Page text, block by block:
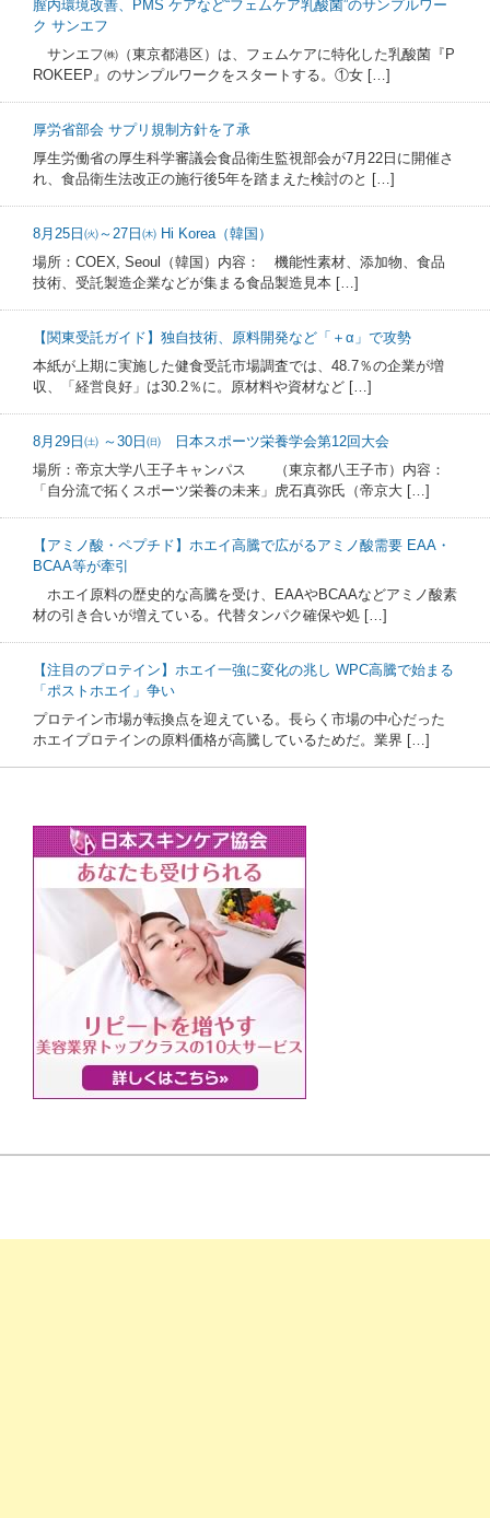
膣内環境改善、PMS ケアなど“フェムケア乳酸菌”のサンプルワー
ク サンエフ
サンエフ㈱（東京都港区）は、フェムケアに特化した乳酸菌『P
ROKEEP』のサンプルワークをスタートする。①女 […]
厚労省部会 サプリ規制方針を了承
厚生労働省の厚生科学審議会食品衛生監視部会が7月22日に開催さ
れ、食品衛生法改正の施行後5年を踏まえた検討のと […]
8月25日㈫～27日㈭ Hi Korea（韓国）
場所：COEX, Seoul（韓国）内容： 機能性素材、添加物、食品
技術、受託製造企業などが集まる食品製造見本 […]
【関東受託ガイド】独自技術、原料開発など「＋α」で攻勢
本紙が上期に実施した健食受託市場調査では、48.7％の企業が増
収、「経営良好」は30.2％に。原材料や資材など […]
8月29日㈯ ～30日㈰ 日本スポーツ栄養学会第12回大会
場所：帝京大学八王子キャンパス （東京都八王子市）内容：
「自分流で拓くスポーツ栄養の未来」虎石真弥氏（帝京大 […]
【アミノ酸・ペプチド】ホエイ高騰で広がるアミノ酸需要 EAA・
BCAA等が牽引
ホエイ原料の歴史的な高騰を受け、EAAやBCAAなどアミノ酸素
材の引き合いが増えている。代替タンパク確保や処 […]
【注目のプロテイン】ホエイ一強に変化の兆し WPC高騰で始まる
「ポストホエイ」争い
プロテイン市場が転換点を迎えている。長らく市場の中心だった
ホエイプロテインの原料価格が高騰しているためだ。業界 […]